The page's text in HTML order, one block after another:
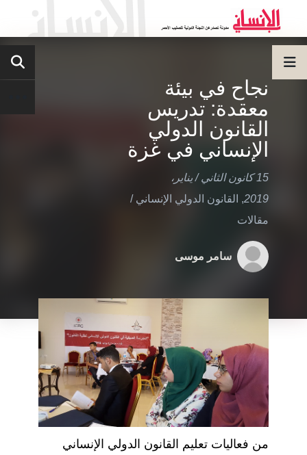
نجاح في بيئة
معقدة: تدريس
القانون الدولي
الإنساني في غزة
15 كانون الثاني / يناير،
2019
, القانون الدولي الإنساني /
مقالات
سامر موسى
من فعاليات تعليم القانون الدولي الإنساني